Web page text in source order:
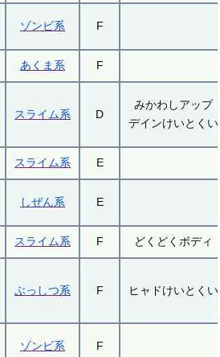
ゾンビ系 F
あくま系 F
スライム系 D
みかわしアップ
デインけいとくい
スライム系 E
しぜん系 E
スライム系 F どくどくボディ
ぶっしつ系 F ヒャドけいとくい
ゾンビ系 F